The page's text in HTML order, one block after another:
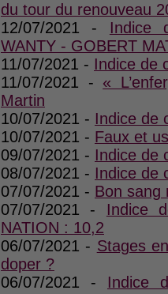
du tour du renouveau
12/07/2021 - Indice
WANTY - GOBERT
11/07/2021 - Indice de
11/07/2021 - «
Martin
10/07/2021 - Indice de
10/07/2021 - Faux et
09/07/2021 - Indice de
08/07/2021 - Indice de
07/07/2021 - Bon sang
07/07/2021 - Indice
NATION : 10,2
06/07/2021 - Stages
doper ?
06/07/2021 - Indice